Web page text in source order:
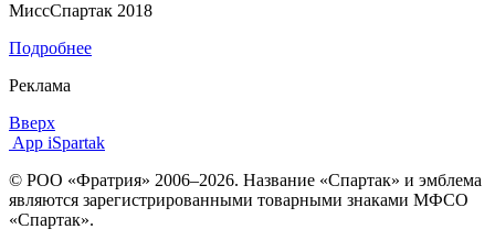
МиссСпартак 2018
Подробнее
Реклама
Вверх
App iSpartak
© РОО «Фратрия» 2006–2026. Название «Спартак» и эмблема
являются зарегистрированными товарными знаками МФСО
«Спартак».